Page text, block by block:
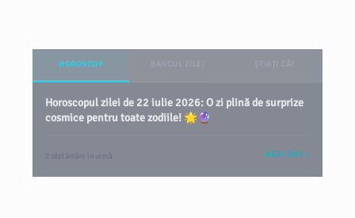
HOROSCOP
Horoscopul zilei de 22 iulie 2026: O zi plină de surprize
cosmice pentru toate zodiile! 🌟🔮
2 săptămâni în urmă VEZI TOT